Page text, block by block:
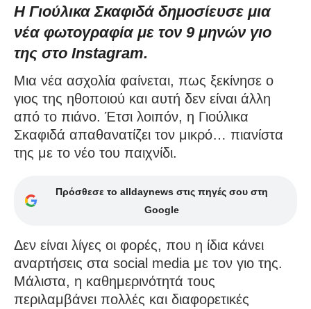
Η Γιούλικα Σκαφιδά δημοσίευσε μια
νέα φωτογραφία με τον 9 μηνών γιο
της στο Instagram.
Μια νέα ασχολία φαίνεται, πως ξεκίνησε ο
γιος της ηθοποιού και αυτή δεν είναι άλλη
από το πιάνο. Έτσι λοιπόν, η Γιούλικα
Σκαφιδά απαθανατίζει τον μικρό… πιανίστα
της με το νέο του παιχνίδι.
Πρόσθεσε το alldaynews στις πηγές σου στη
Google
Δεν είναι λίγες οι φορές, που η ίδια κάνει
αναρτήσεις στα social media με τον γιο της.
Μάλιστα, η καθημερινότητά τους
περιλαμβάνει πολλές και διαφορετικές